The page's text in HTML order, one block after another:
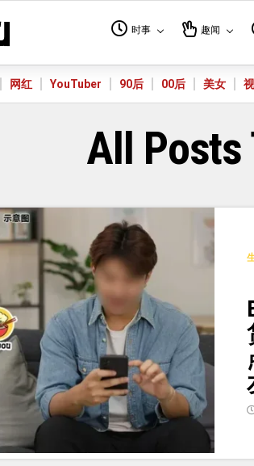
时事 趣闻
网红 YouTuber 90后 00后 美女
All Posts